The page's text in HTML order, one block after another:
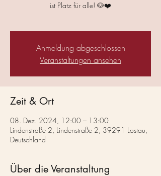
ist Platz für alle! 🐶❤️
Anmeldung abgeschlossen
Veranstaltungen ansehen
Zeit & Ort
08. Dez. 2024, 12:00 – 13:00
Lindenstraße 2, Lindenstraße 2, 39291 Lostau,
Deutschland
Über die Veranstaltung